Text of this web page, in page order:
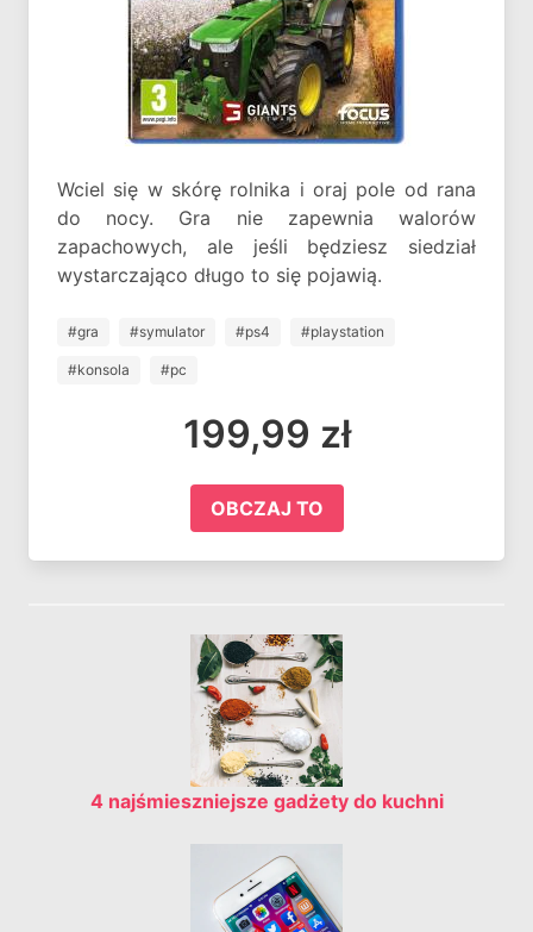
Wciel się w skórę rolnika i oraj pole od rana
do nocy. Gra nie zapewnia walorów
zapachowych, ale jeśli będziesz siedział
wystarczająco długo to się pojawią.
#gra #symulator #ps4 #playstation
#konsola #pc
199,99 zł
OBCZAJ TO
4 najśmieszniejsze gadżety do kuchni